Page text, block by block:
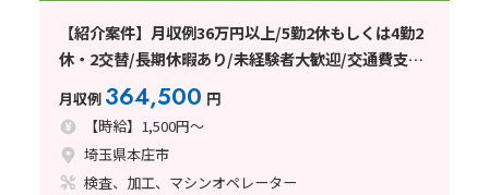
【紹介案件】月収例36万円以上/5勤2休もしくは4勤2
休・2交替/長期休暇あり/未経験者大歓迎/交通費支給
(規定有)/日払い・週払い制度あり
月収例 364,500 円
【時給】1,500円～
埼玉県本庄市
検査、加工、マシンオペレーター